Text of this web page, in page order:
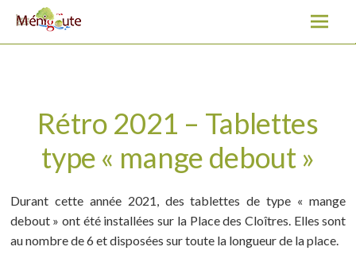
Rétro 2021 – Tablettes type « mange debout »
l
u
o
t
e
n
Rétro 2021 – Tablettes
type « mange debout »
Durant cette année 2021, des tablettes de type « mange
debout » ont été installées sur la Place des Cloîtres. Elles sont
au nombre de 6 et disposées sur toute la longueur de la place.